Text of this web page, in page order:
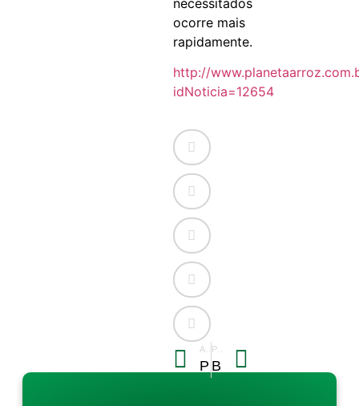
ocorre mais
rapidamente.
http://
idNoticia=12654
ANTERIOR
Preços do arroz mantém tendência de queda no RS
PRÓXIMO